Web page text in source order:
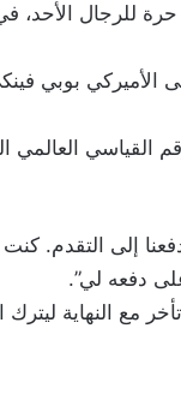
التونسي أحمد الحفناوي بذهبية 1500
إلى التقدم.
دفعه لي”.
النهاية ليترك